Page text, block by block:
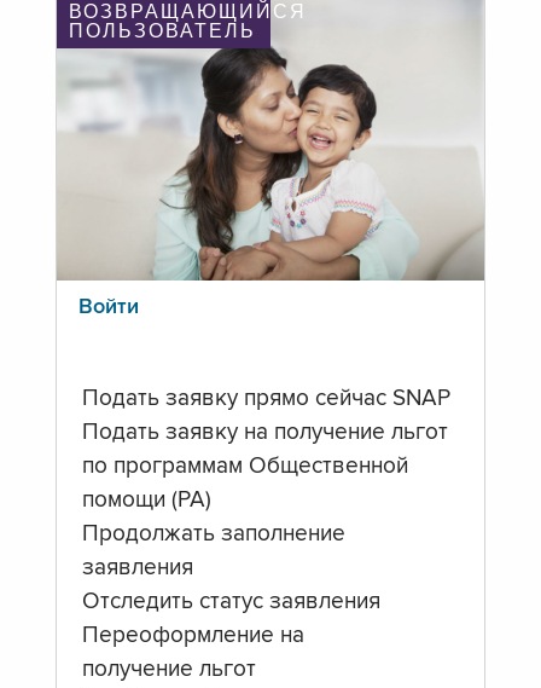
ВОЗВРАЩАЮЩИЙСЯ
ПОЛЬЗОВАТЕЛЬ
Войти
Подать заявку прямо сейчас SNAP
Подать заявку на получение льгот
по программам Общественной
помощи (PA)
Продолжать заполнение
заявления
Отследить статус заявления
Переоформление на
получение льгот